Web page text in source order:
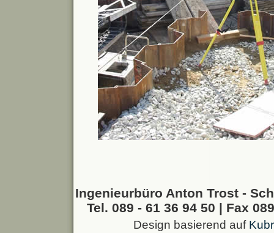
Ingenieurbüro Anton Trost -
Tel. 089 - 61 36 94 50 | Fax
Design basierend auf